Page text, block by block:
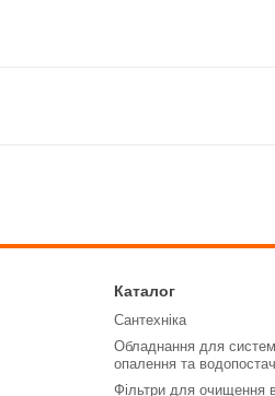
Каталог
Сантехніка
Обладнання для систем
опалення та
Фільтри для очищення